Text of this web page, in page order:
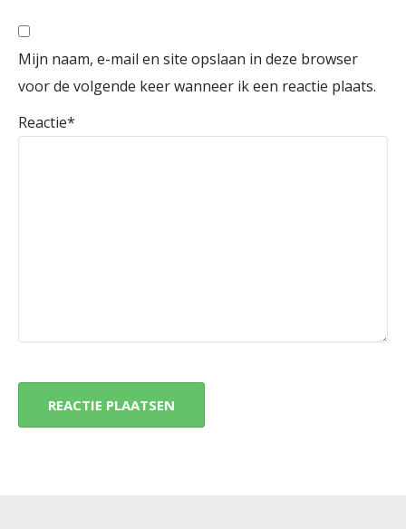
Mijn naam, e-mail en site opslaan in deze browser
voor de volgende keer wanneer ik een reactie plaats.
Reactie*